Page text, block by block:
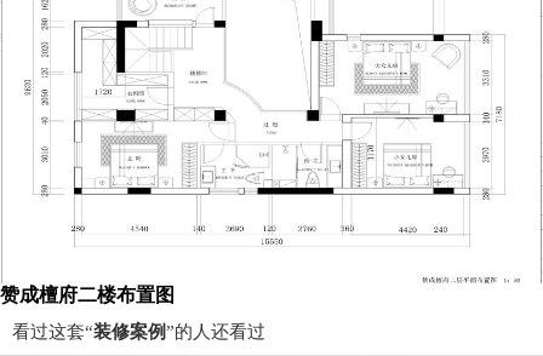
赞成檀府二楼布置图
看过这套“装修案例”的人还看过